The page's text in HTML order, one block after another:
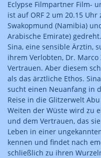
Eclypse Filmpartner Film-
ist auf ORF 2 um 20.15
Swakopmund (Namibia)
Arabische Emirate) gedreht.
Sina, eine sensible Ärztin,
ihrem Verlobten, Dr.
Vertrauen. Aber diesem
als das ärztliche Ethos.
sucht einen Neuanfang in
Reise in die Glitzerwelt
Weiten der Wüste wird zu
und dem Vertrauen, das
Leben in einer
kennen und findet nach
schließlich zu ihren